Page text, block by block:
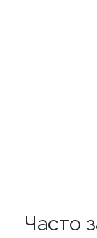
Часто